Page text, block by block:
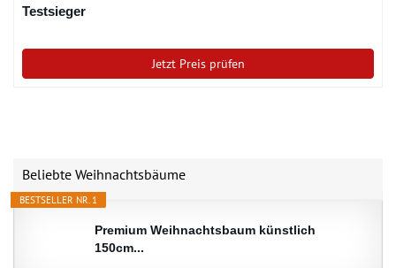
Testsieger
Jetzt Preis prüfen
Beliebte Weihnachtsbäume
BESTSELLER NR. 1
Premium Weihnachtsbaum künstlich
150cm...